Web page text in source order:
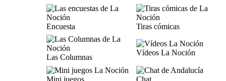
Encuesta Tiras cómicas
Las Columnas
Vídeos La Noción